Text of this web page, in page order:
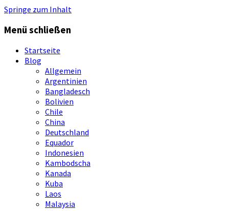
Springe zum Inhalt
Menü schließen
Startseite
Blog
Allgemein
Argentinien
Bangladesch
Bolivien
Chile
China
Deutschland
Equador
Indonesien
Kambodscha
Kanada
Kuba
Laos
Malaysia